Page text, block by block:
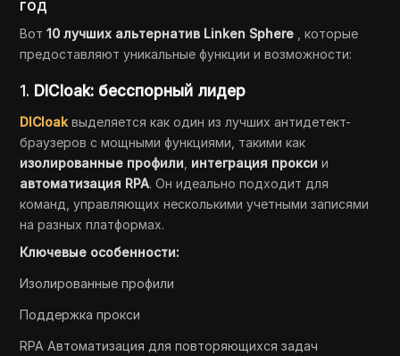
год
Вот10 лучших альтернатив Linken Sphere , которые
предоставляют уникальные функции и возможности:
1. DICloak: бесспорный лидер
DICloak выделяется как один из лучших антидетект-
браузеров с мощными функциями, такими как
изолированные профили интеграция прокси и
автоматизация RPA. Он идеально подходит для
команд, управляющих несколькими учетными записями
на разных платформах.
Ключевые особенности:
Изолированные профили
Поддержка прокси
RPA Автоматизация для повторяющихся задач